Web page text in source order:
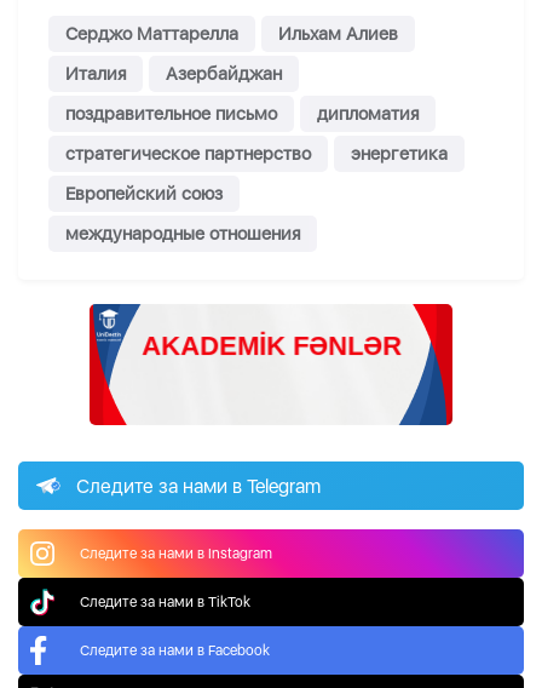
Серджо Маттарелла
Ильхам Алиев
Италия
Азербайджан
поздравительное письмо
дипломатия
стратегическое партнерство
энергетика
Европейский союз
международные отношения
Следите за нами в Telegram
Следите за нами в Instagram
Следите за нами в TikTok
Следите за нами в Facebook